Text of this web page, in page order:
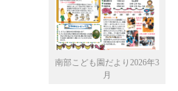
南部こども園だより2026年3
月